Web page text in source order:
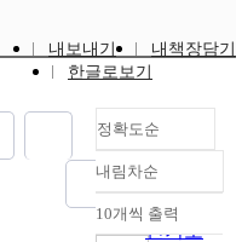
내보내기
내책장담기
한글로보기
정확도순
정확도
순
인기도
내림차순
내림차순
10개씩 출력